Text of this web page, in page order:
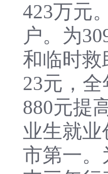
423万元
户。为
和临时救
23元，
880元提
业生就业
市第一。